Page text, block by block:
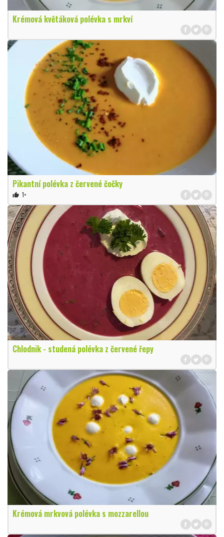
Krémová květáková polévka s mrkví
Pikantní polévka z červené čočky
thumb_up 1×
Chlodnik - studená polévka z červené řepy
Krémová mrkvová polévka s mozzarellou